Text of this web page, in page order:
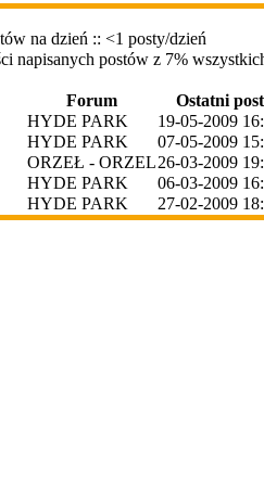
na dzień :: <1 posty/dzień
napisanych postów z 7%
Forum
Ostatni post
HYDE PARK
19-05-2009
HYDE PARK
07-05-2009
ORZEŁ - ORZEL26-03-2009
HYDE PARK
06-03-2009
HYDE PARK 27-02-2009